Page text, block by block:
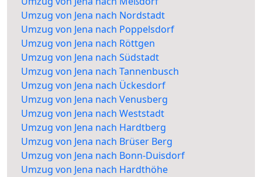
Umzug von Jena nach Nordstadt
Umzug von Jena nach Poppelsdorf
Umzug von Jena nach Röttgen
Umzug von Jena nach Südstadt
Umzug von Jena nach Tannenbusch
Umzug von Jena nach Ückesdorf
Umzug von Jena nach Venusberg
Umzug von Jena nach Weststadt
Umzug von Jena nach Hardtberg
Umzug von Jena nach Brüser Berg
Umzug von Jena nach Bonn-Duisdorf
Umzug von Jena nach Hardthöhe